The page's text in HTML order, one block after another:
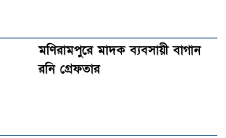
মণিরামপুরে মাদক ব্যবসায়ী বাগান
রনি গ্রেফতার